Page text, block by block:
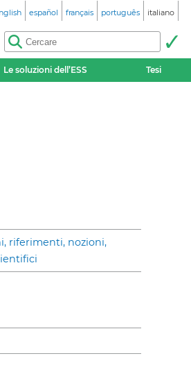
español français português italiano
Le soluzioni dell’ESS Tesi
riferimenti, nozioni,